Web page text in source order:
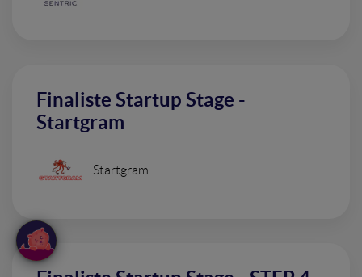
Finaliste Startup Stage -
Startgram
Startgram